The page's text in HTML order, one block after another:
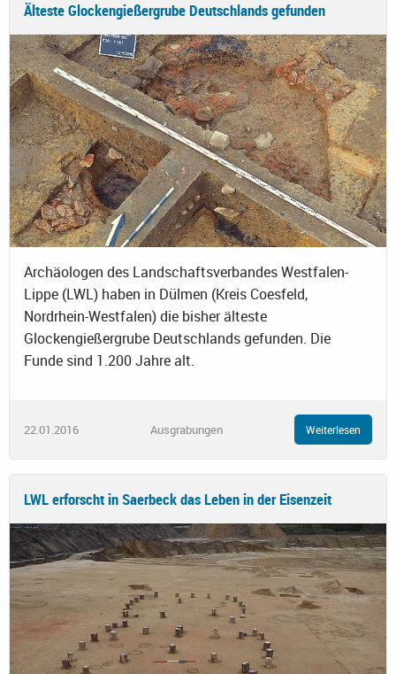
Älteste Glockengießergrube Deutschlands gefunden
Archäologen des Landschaftsverbandes Westfalen-
Lippe (LWL) haben in Dülmen (Kreis Coesfeld,
Nordrhein-Westfalen) die bisher älteste
Glockengießergrube Deutschlands gefunden. Die
Funde sind 1.200 Jahre alt.
22.01.2016 Ausgrabungen Weiterlesen
LWL erforscht in Saerbeck das Leben in der Eisenzeit